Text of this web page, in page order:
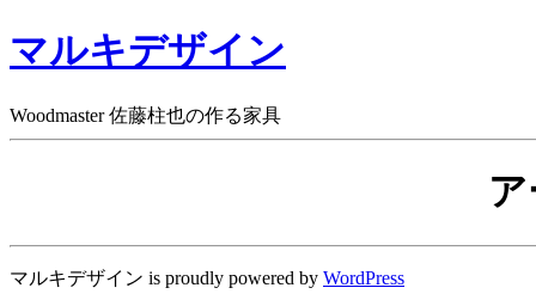
マルキデザイン
Woodmaster 佐藤柱也の作る家具
マルキデザイン is proudly powered by WordPress